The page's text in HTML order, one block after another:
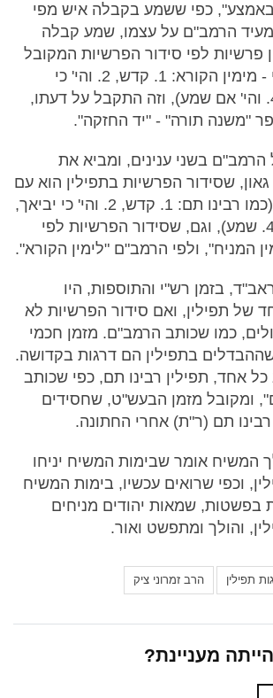
כפי ששמע בקבלה איש מפי
הרמב"ם על עצמו, שמע קבלה
פרשיות לפי סידור הפרשיות המקובל
בימינו, (לפי רש"י - מימין הקורא: 1. קדש, 2. והי' כי
יביאך, 3. שמע, 4. והי' אם שמע), וזה התקבל על דעתו,
"משנה תורה" - "יד החזקה".
בשני ענינים, ומביא את
שסידור הפרשיות בתפילין הוא עם
"הוויות באמצע", (כמו רבינו תם: 1. קדש, 2. והי' כי יביאך,
3. והי' אם שמע, 4. שמע), וגם, שסידור הפרשיות לפי
המניח", ולפי הרמב"ם "לימין הקורא".
בזמן רש"י והתוספות, היו
של תפילין, ואם סידור הפרשיות לא
כמו שכותב הרמב"ם. מזמן חכמי
בתפילין הם דרגות בקדושה.
כל אחד, תפילין רבינו תם, כפי שכותב
ומקובל מזמן הבעש"ט, שחסידים
רבינו תם (ר"ת) אחרי החתונה.
המשיח אומר שבימות המשיח יניחו
וכפי שרואים עכשיו, בימות המשיח
בפשטות, שמאות יהודים מניחים
והולך ומתפשט ואור.
תפילין הרב זמרוני ציק
מעניינת?